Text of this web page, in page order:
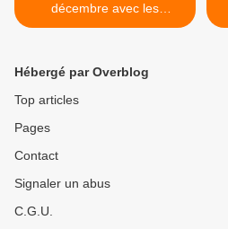
décembre avec les
randonneurs
Hébergé par Overblog
Top articles
Pages
Contact
Signaler un abus
C.G.U.